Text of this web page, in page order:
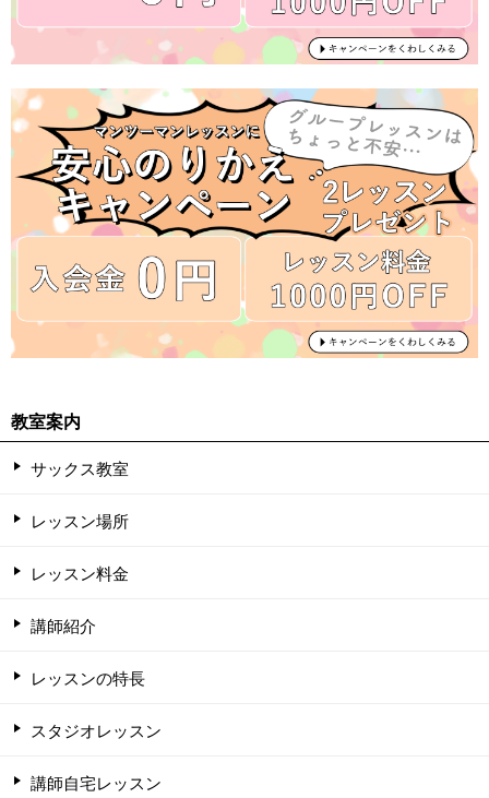
教室案内
サックス教室
レッスン場所
レッスン料金
講師紹介
レッスンの特長
スタジオレッスン
講師自宅レッスン